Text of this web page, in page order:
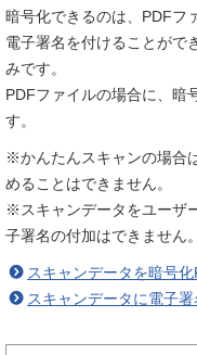
暗号化できるのは、PDFフ
電子署名を付けることがで
みです。
PDFファイルの場合に、暗
す。
※かんたんスキャンの場合
めることはできません。
※スキャンデータをユーザ
子署名の付加はできません。
スキャンデータを暗号
スキャンデータに電子